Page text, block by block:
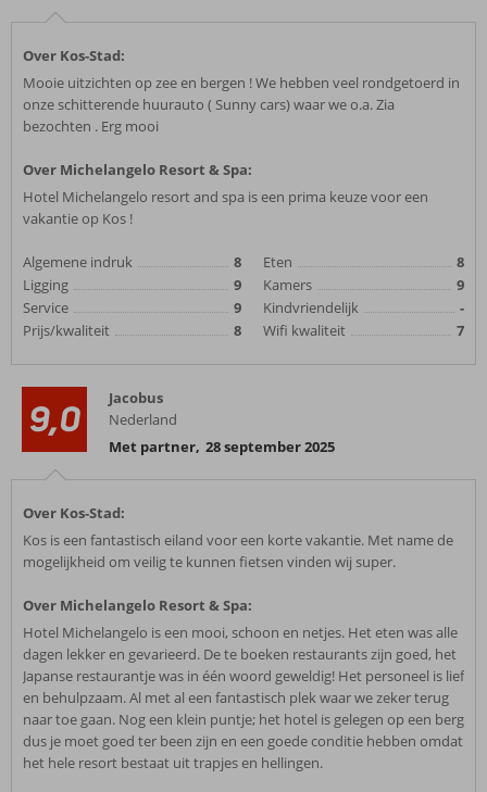
Over Kos-Stad:
Mooie uitzichten op zee en bergen ! We hebben veel rondgetoerd in
onze schitterende huurauto ( Sunny cars) waar we o.a. Zia
bezochten . Erg mooi
Over Michelangelo Resort & Spa:
Hotel Michelangelo resort and spa is een prima keuze voor een
vakantie op Kos !
Algemene indruk
8
Ligging
9
Service
9
Prijs/kwaliteit
8
Eten
8
Kamers
9
Kindvriendelijk
-
Wifi kwaliteit
7
9,0
Jacobus
Nederland
Met partner, 28 september 2025
Over Kos-Stad:
Kos is een fantastisch eiland voor een korte vakantie. Met name de
mogelijkheid om veilig te kunnen fietsen vinden wij super.
Over Michelangelo Resort & Spa:
Hotel Michelangelo is een mooi, schoon en netjes. Het eten was alle
dagen lekker en gevarieerd. De te boeken restaurants zijn goed, het
Japanse restaurantje was in één woord geweldig! Het personeel is lief
en behulpzaam. Al met al een fantastisch plek waar we zeker terug
naar toe gaan. Nog een klein puntje; het hotel is gelegen op een berg
dus je moet goed ter been zijn en een goede conditie hebben omdat
het hele resort bestaat uit trapjes en hellingen.